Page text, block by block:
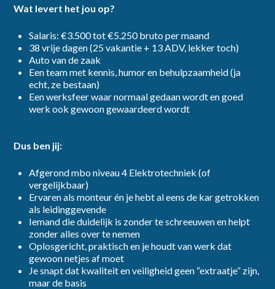
Wat levert het jou op?
Salaris: €3.500 tot €5.250 bruto per maand
38 vrije dagen (25 vakantie + 13 ADV, lekker toch)
Auto van de zaak
Een team met kennis, humor en behulpzaamheid (ja
echt, ze bestaan)
Een werksfeer waar normaal gedaan wordt en goed
werk ook gewoon gewaardeerd wordt
Dus ben jij:
Afgerond mbo niveau 4 Elektrotechniek (of
vergelijkbaar)
Ervaren als monteur én je hebt al eens de kar getrokken
als leidinggevende
Iemand die duidelijk is zonder te schreeuwen en helpt
zonder alles over te nemen
Oplosgericht, praktisch en je houdt van werk dat
gewoon netjes af moet
Je snapt dat kwaliteit en veiligheid geen “extraatje” zijn,
maar de basis